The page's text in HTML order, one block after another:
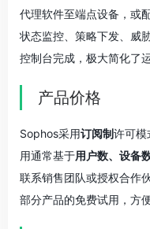
代理软件至端点设备，或
状态监控、策略下发、威
控制台完成，极大简化了运
产品价格
Sophos采用订阅制许可模
用通常基于用户数、设备
联系销售团队或授权合作
部分产品的免费试用，方